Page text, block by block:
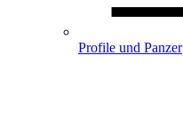
Profile und Panzer